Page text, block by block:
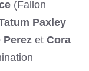
(Fallon
Paxley
Perez et Cora